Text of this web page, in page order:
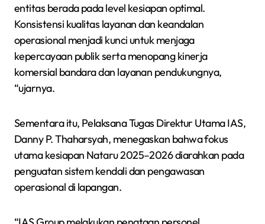
entitas berada pada level kesiapan optimal.
Konsistensi kualitas layanan dan keandalan
operasional menjadi kunci untuk menjaga
kepercayaan publik serta menopang kinerja
komersial bandara dan layanan pendukungnya,
“ujarnya.
Sementara itu, Pelaksana Tugas Direktur Utama IAS,
Danny P. Thaharsyah, menegaskan bahwa fokus
utama kesiapan Nataru 2025–2026 diarahkan pada
penguatan sistem kendali dan pengawasan
operasional di lapangan.